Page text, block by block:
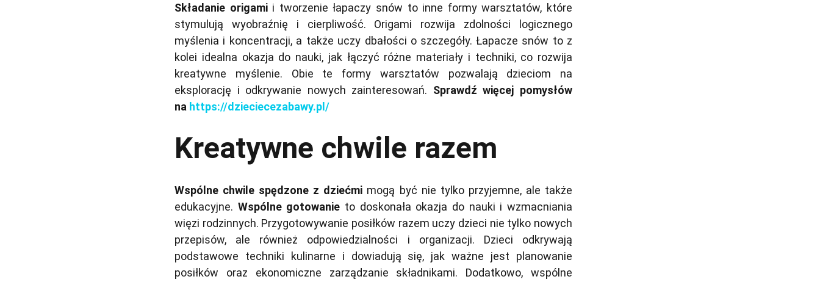
Składanie origamii tworzenie łapaczy snów to inne formy warsztatów, które
stymulują wyobraźnię i cierpliwość. Origami rozwija zdolności logicznego
myślenia i koncentracji, a także uczy dbałości o szczegóły. Łapacze snów to z
kolei idealna okazja do nauki, jak łączyć różne materiały i techniki, co rozwija
kreatywne myślenie. Obie te formy warsztatów pozwalają dzieciom na
eksplorację i odkrywanie nowych zainteresowań. Sprawdź więcej pomysłów
na https://dzieciecezabawy.pl/
Kreatywne chwile razem
Wspólne chwile spędzone z dziećmi mogą być nie tylko przyjemne, ale także
edukacyjne. Wspólne gotowanie to doskonała okazja do nauki i wzmacniania
więzi rodzinnych. Przygotowywanie posiłków razem uczy dzieci nie tylko nowych
przepisów, ale również odpowiedzialności i organizacji. Dzieci odkrywają
podstawowe techniki kulinarne i dowiadują się, jak ważne jest planowanie
posiłków oraz ekonomiczne zarządzanie składnikami. Dodatkowo, wspólne